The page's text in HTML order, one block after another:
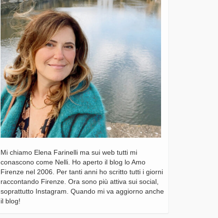
Mi chiamo Elena Farinelli ma sui web tutti mi
conascono come Nelli. Ho aperto il blog lo Amo
Firenze nel 2006. Per tanti anni ho scritto tutti i giorni
raccontando Firenze. Ora sono più attiva sui social,
soprattutto Instagram. Quando mi va aggiorno anche
il blog!